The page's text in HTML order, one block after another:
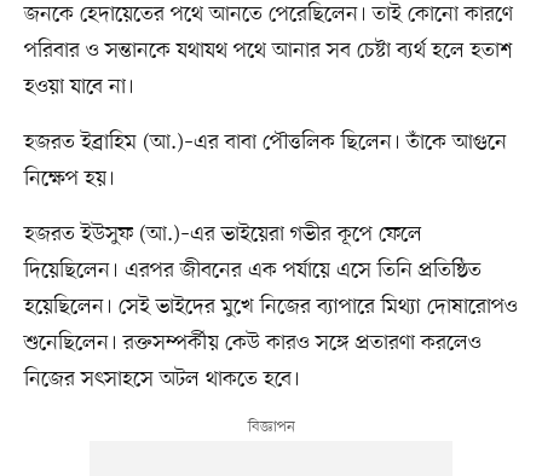
জনকে হেদায়েতের পথে আনতে পেরেছিলেন। তাই কোনো কারণে
পরিবার ও সন্তানকে যথাযথ পথে আনার সব চেষ্টা ব্যর্থ হলে হতাশ
হওয়া যাবে না।
হজরত ইব্রাহিম (আ.)–এর বাবা পৌত্তলিক ছিলেন। তাঁকে আগুনে
নিক্ষেপ হয়।
হজরত ইউসুফ (আ.)–এর ভাইয়েরা গভীর কূপে ফেলে
দিয়েছিলেন। এরপর জীবনের এক পর্যায়ে এসে তিনি প্রতিষ্ঠিত
হয়েছিলেন। সেই ভাইদের মুখে নিজের ব্যাপারে মিথ্যা দোষারোপও
শুনেছিলেন। রক্তসম্পর্কীয় কেউ কারও সঙ্গে প্রতারণা করলেও
নিজের সৎসাহসে অটল থাকতে হবে।